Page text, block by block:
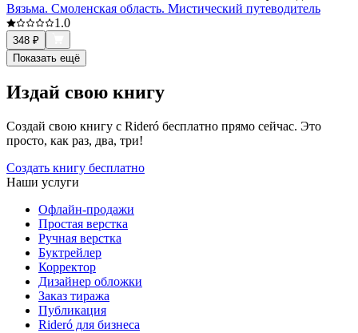
Вязьма. Смоленская область. Мистический путеводитель
1.0
348 ₽
Показать ещё
Издай свою книгу
Создай свою книгу с Rideró бесплатно прямо сейчас. Это
просто, как раз, два, три!
Создать книгу бесплатно
Наши услуги
Офлайн-продажи
Простая верстка
Ручная верстка
Буктрейлер
Корректор
Дизайнер обложки
Заказ тиража
Публикация
Rideró для бизнеса